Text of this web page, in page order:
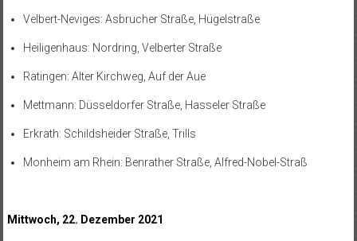
Velbert-Neviges: Asbrucher Straße, Hügelstraße
Heiligenhaus: Nordring, Velberter Straße
Ratingen: Alter Kirchweg, Auf der Aue
Mettmann: Düsseldorfer Straße, Hasseler Straße
Erkrath: Schildsheider Straße, Trills
Monheim am Rhein: Benrather Straße, Alfred-Nobel-Straß
Mittwoch, 22. Dezember 2021